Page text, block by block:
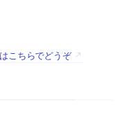
こちらでどうぞ